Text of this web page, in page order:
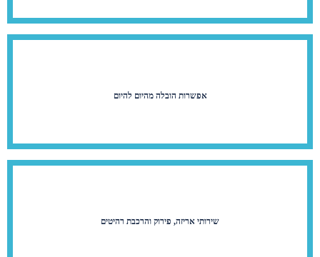
אפשרות הובלה מהיום להיום
שירותי אריזה, פירוק והרכבת רהיטים